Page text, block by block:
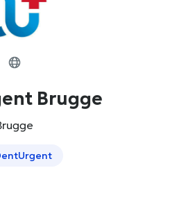
Brugge